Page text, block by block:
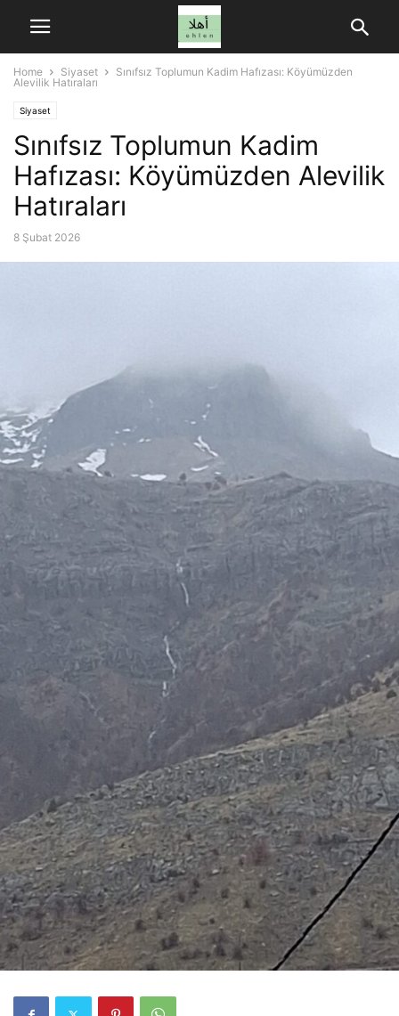
Home Siyaset
Sınıfsız Toplumun Kadim Hafızası: Köyümüzden
Alevilik Hatıraları
Siyaset
Sınıfsız Toplumun Kadim
Hafızası: Köyümüzden Alevilik
Hatıraları
8 Şubat 2026